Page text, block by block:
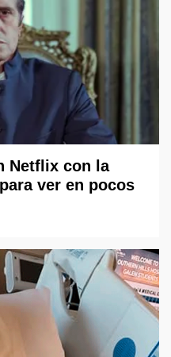
Netflix con la
ver en pocos